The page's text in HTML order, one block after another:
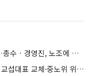
삼성전자 노사, 18일 협상 재개…총수ㆍ경영진, 노조에 잇단 대화 손짓
삼성전자 노사 18일 협상 재개…교섭대표 교체·중노위 위원장 직접 참관